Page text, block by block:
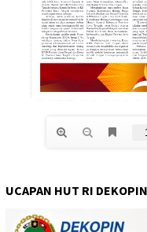
UCAPAN HUT RI